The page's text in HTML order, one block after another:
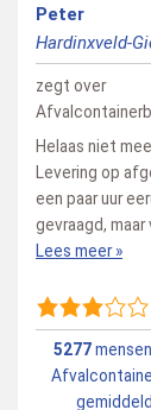
Peter
Hardinxveld-
zegt over
Helaas niet meer dan
Levering op
een paar uur eerder
gevraagd, maar
Lees meer »
5277